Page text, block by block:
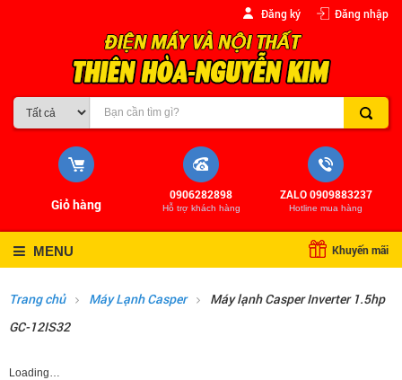
Đăng ký Đăng nhập
ZALO 0909883237
Hotline mua hàng
0906282898
Hỗ trợ khách hàng
Giỏ hàng
Khuyến mãi
MENU
Trang chủ Máy Lạnh Casper
Máy lạnh Casper Inverter 1.5hp
GC-12IS32
Loading…